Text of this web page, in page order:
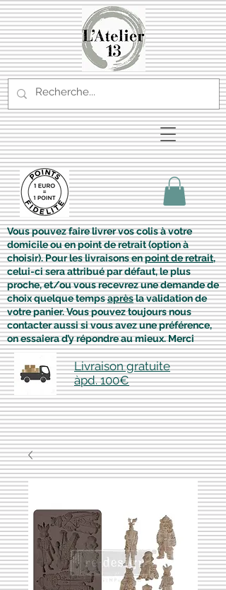
Vous pouvez faire livrer vos colis à votre
domicile ou en point de retrait (option à
choisir). Pour les livraisons enpoint de retrait,
celui-ci sera attribué par défaut, le plus
proche, et/ou vous recevrez une demande de
choix quelque tempsaprèsla validation de
votre panier. Vous pouvez toujours nous
contacter aussi si vous avez une préférence,
on essaiera d’y répondre au mieux. Merci
Livraison gratuite
àpd. 100€